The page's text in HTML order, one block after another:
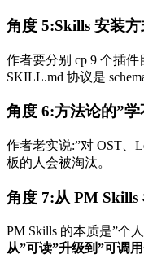
角度 5:Skills 安装
作者要分别 cp 9 个插件
SKILL.md 协议是
角度 6:方法论的”
作者老实说:”对 OST、
板的人会被淘汰。
角度 7:从 PM
PM Skills 的本质是”个
从”可读”升级到”可调